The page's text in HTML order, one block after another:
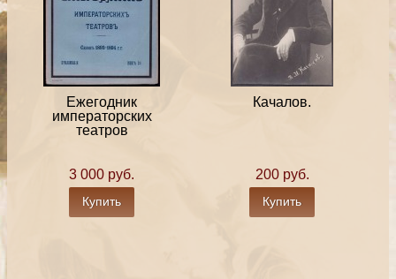
Ежегодник
императорских
театров
3 000 руб.
Купить
Качалов.
200 руб.
Купить